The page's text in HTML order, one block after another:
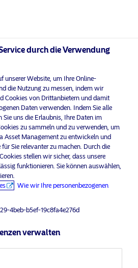
Ihr Anlegerprofil
durch die Verwendung
unserer Website, um Ihre Online-
die Nutzung zu messen, indem wir
Cookies von Drittanbietern und damit
Daten verwenden. Indem Sie alle
Sie uns die Erlaubnis, Ihre Daten im
zu sammeln und zu verwenden, um
Asset Management zu entwickeln und
Sie relevanter zu machen. Durch die
stellen wir sicher, dass unsere
funktionieren. Sie können auswählen,
Wie wir Ihre personenbezogenen
4beb-b5ef-19c8fa4e276d
verwalten